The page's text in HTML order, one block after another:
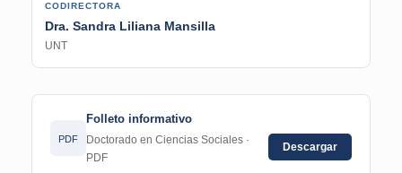
CODIRECTORA
Dra. Sandra Liliana Mansilla
UNT
PDF
Folleto informativo
Doctorado en Ciencias Sociales ·
PDF
Descargar